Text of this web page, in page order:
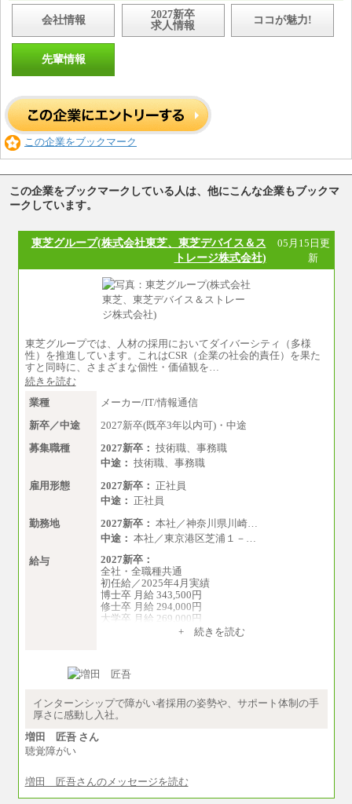
会社情報
2027新卒
求人情報
ココが魅力!
先輩情報
この企業をブックマーク
この企業をブックマークしている人は、他にこんな企業もブックマ
ークしています。
東芝グループ(株式会社東芝、東芝デバイス＆ス
トレージ株式会社)
05月15日更
新
東芝グループでは、人材の採用においてダイバーシティ（多様
性）を推進しています。これはCSR（企業の社会的責任）を果た
すと同時に、さまざまな個性・価値観を…
続きを読む
業種
メーカー/IT/情報通信
新卒／中途
2027新卒(既卒3年以内可)・中途
募集職種
2027新卒： 技術職、事務職
中途： 技術職、事務職
雇用形態
2027新卒： 正社員
中途： 正社員
勤務地
2027新卒： 本社／神奈川県川崎…
中途： 本社／東京港区芝浦１－…
給与
2027新卒：
全社・全職種共通
初任給／2025年4月実績
博士卒 月給 343,500円
修士卒 月給 294,000円
大学卒 月給 269,000円
※試用期間の給与に変更はございません
ます。
円
+ 続きを読む
インターンシップで障がい者採用の姿勢や、サポート体制の手
厚さに感動し入社。
増田 匠吾 さん
聴覚障がい
増田 匠吾さんのメッセージを読む